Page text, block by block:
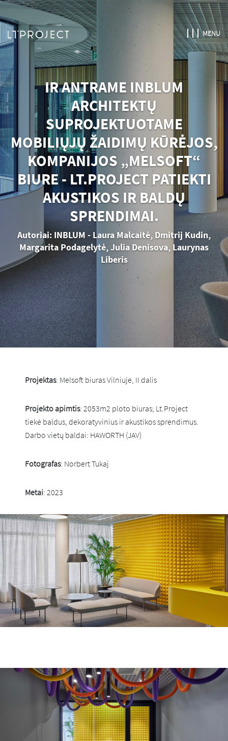
MENU
IR ANTRAME INBLUM
ARCHITEKTŲ
SUPROJEKTUOTAME
MOBILIŲJŲ ŽAIDIMŲ KŪRĖJOS,
KOMPANIJOS „MELSOFT“
BIURE - LT.PROJECT PATIEKTI
AKUSTIKOS IR BALDŲ
SPRENDIMAI.
Autoriai: INBLUM - Laura Malcaitė, Dmitrij Kudin,
Margarita Podagelytė, Julia Denisova, Laurynas
Liberis
Projektas: Melsoft biuras Vilniuje, II dalis
Projekto apimtis: 2053m2 ploto biuras; Lt.Project
tiekė baldus, dekoratyvinius ir akustikos sprendimus.
Darbo vietų baldai: HAWORTH (JAV)
Fotografas: Norbert Tukaj
Metai: 2023